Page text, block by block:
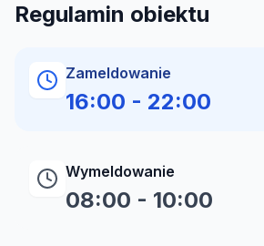
Regulamin obiektu
Zameldowanie
16:00 - 22:00
Wymeldowanie
08:00 - 10:00